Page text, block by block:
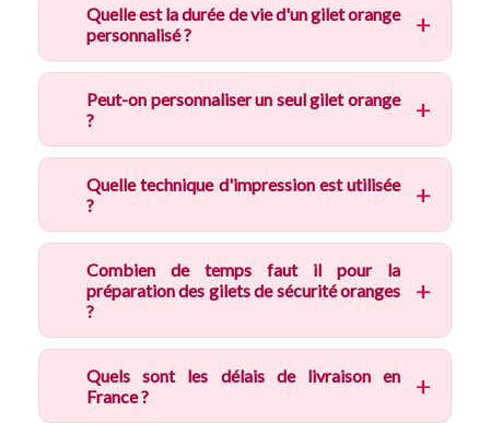
Quelle est la durée de vie d'un gilet orange
personnalisé ?
Peut-on personnaliser un seul gilet orange
?
Quelle technique d'impression est utilisée
?
Combien de temps faut il pour la
préparation des gilets de sécurité oranges
?
Quels sont les délais de livraison en
France ?